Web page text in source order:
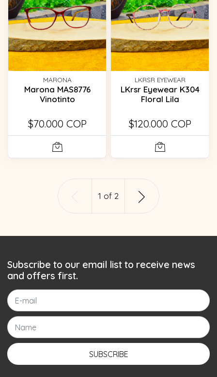
MARONA
Marona MAS8776
Vinotinto
$70.000 COP
LKRSR EYEWEAR
LKrsr Eyewear K304
Floral Lila
$120.000 COP
1 of 2
Subscribe to our email list to receive news
and offers first.
SUBSCRIBE